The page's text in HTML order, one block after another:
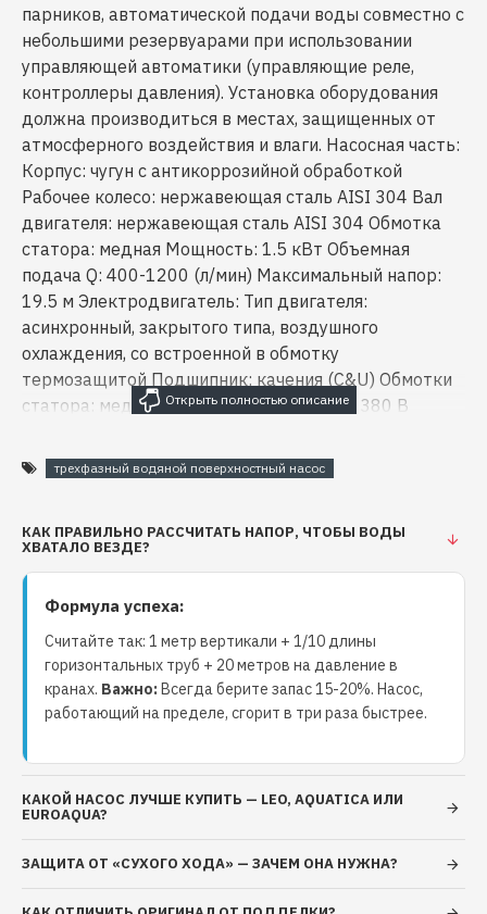
парников, автоматической подачи воды совместно с
небольшими резервуарами при использовании
управляющей автоматики (управляющие реле,
контроллеры давления). Установка оборудования
должна производиться в местах, защищенных от
атмосферного воздействия и влаги. Насосная часть:
Корпус: чугун с антикоррозийной обработкой
Рабочее колесо: нержавеющая сталь AISI 304 Вал
двигателя: нержавеющая сталь AISI 304 Обмотка
статора: медная Мощность: 1.5 кВт Объемная
подача Q: 400-1200 (л/мин) Максимальный напор:
19.5 м Электродвигатель: Тип двигателя:
асинхронный, закрытого типа, воздушного
охлаждения, со встроенной в обмотку
термозащитой Подшипник: качения (C&U) Обмотки
статора: медь Напряжение: 220-240 В/ 380 B
IPX4 Длина кабеля: 1 м. Условия применения:
Максимальная температура окружающей среды:
жидкости: +60˚С Максимальная высота всасывания:
до 8 м Только для чистой воды без
абразивосодержащих примесей (песка, глины,
извести и т.д.) Водородный показатель воды (рН):
6,5 - 8,5 Общая минерализация воды: не более 1500
г/м³ Срок гарантийного обслуживания: 24 месяца.
трехфазный водяной поверхностный насос
КАК ПРАВИЛЬНО РАССЧИТАТЬ НАПОР, ЧТОБЫ ВОДЫ
ХВАТАЛО ВЕЗДЕ?
Формула успеха:
Считайте так: 1 метр вертикали + 1/10 длины
горизонтальных труб + 20 метров на давление в
кранах. Важно:Всегда берите запас 15-20%. Насос,
работающий на пределе, сгорит в три раза быстрее.
КАКОЙ НАСОС ЛУЧШЕ КУПИТЬ — LEO, AQUATICA ИЛИ
EUROAQUA?
ЗАЩИТА ОТ «СУХОГО ХОДА» — ЗАЧЕМ ОНА НУЖНА?